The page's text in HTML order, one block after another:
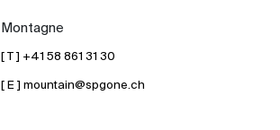
Montagne
[ T ] +41 58 861 31 30
[ E ] mountain@spgone.ch